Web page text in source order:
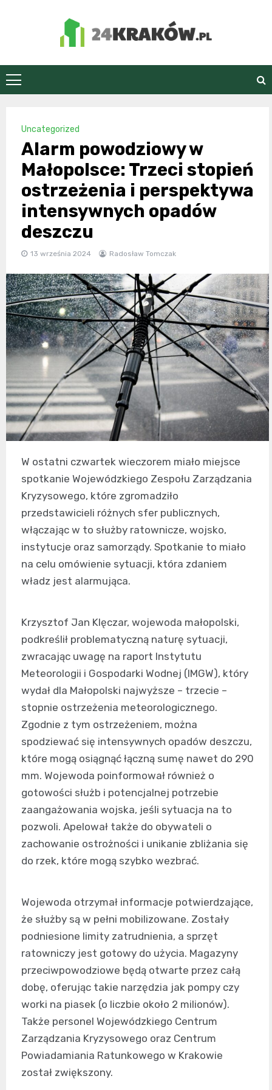
24Kraków.pl
Uncategorized
Alarm powodziowy w
Małopolsce: Trzeci stopień
ostrzeżenia i perspektywa
intensywnych opadów
deszczu
13 września 2024 Radosław Tomczak
W ostatni czwartek wieczorem miało miejsce
spotkanie Wojewódzkiego Zespołu Zarządzania
Kryzysowego, które zgromadziło
przedstawicieli różnych sfer publicznych,
włączając w to służby ratownicze, wojsko,
instytucje oraz samorządy. Spotkanie to miało
na celu omówienie sytuacji, która zdaniem
władz jest alarmująca.
Krzysztof Jan Klęczar, wojewoda małopolski,
podkreślił problematyczną naturę sytuacji,
zwracając uwagę na raport Instytutu
Meteorologii i Gospodarki Wodnej (IMGW), który
wydał dla Małopolski najwyższe – trzecie –
stopnie ostrzeżenia meteorologicznego.
Zgodnie z tym ostrzeżeniem, można
spodziewać się intensywnych opadów deszczu,
które mogą osiągnąć łączną sumę nawet do 290
mm. Wojewoda poinformował również o
gotowości służb i potencjalnej potrzebie
zaangażowania wojska, jeśli sytuacja na to
pozwoli. Apelował także do obywateli o
zachowanie ostrożności i unikanie zbliżania się
do rzek, które mogą szybko wezbrać.
Wojewoda otrzymał informacje potwierdzające,
że służby są w pełni mobilizowane. Zostały
podniesione limity zatrudnienia, a sprzęt
ratowniczy jest gotowy do użycia. Magazyny
przeciwpowodziowe będą otwarte przez całą
dobę, oferując takie narzędzia jak pompy czy
worki na piasek (o liczbie około 2 milionów).
Także personel Wojewódzkiego Centrum
Zarządzania Kryzysowego oraz Centrum
Powiadamiania Ratunkowego w Krakowie
został zwiększony.